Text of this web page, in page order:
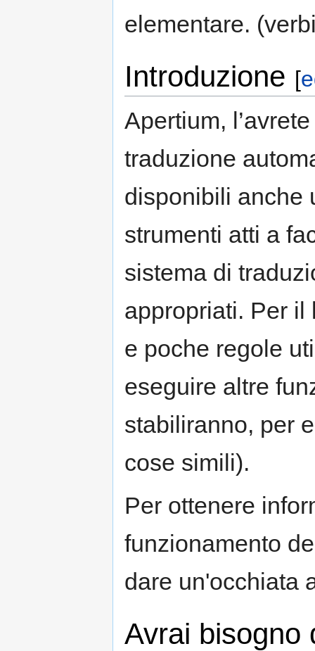
elementare.
Introduzione [
Apertium,
traduzione
disponibili anche
strumenti atti a
sistema di
appropriati. Per il
e poche regole
eseguire altre
stabiliranno, per
cose simili).
Per ottenere
funzionamento
dare un'occhiata
Avrai bisogno